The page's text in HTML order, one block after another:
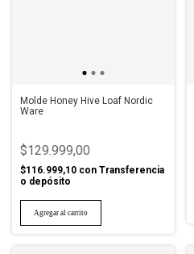
Molde Honey Hive Loaf Nordic
Ware
$129.999,00
$116.999,10 con Transferencia
o depósito